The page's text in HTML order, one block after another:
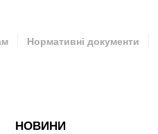
Нормативні документи
НОВИНИ